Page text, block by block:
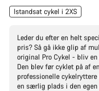
Istandsat cykel i 2XS
Leder du efter en helt
pris? Så gå ikke glip af
original Pro Cykel - bliv
Den blev før cyklet på af
professionelle
en særlig plads i den